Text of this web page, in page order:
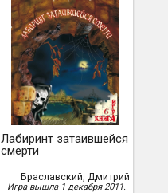
Лабиринт затаившейся
смерти
Браславский, Дмитрий
Игра вышла 1 декабря 2011.